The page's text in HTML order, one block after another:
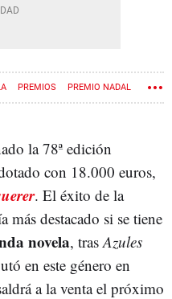
PREMIOS PREMIO NADAL
la 78ª edición
con 18.000 euros,
. El éxito de la
más destacado si se tiene
novela, trasAzules
en este género en
a la venta el próximo